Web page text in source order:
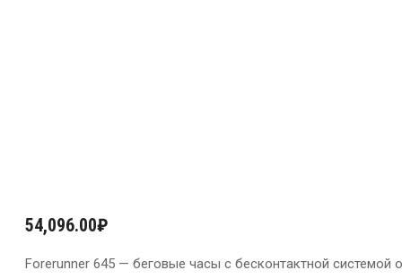
54,096.00₽
Forerunner 645 — беговые часы с бесконтактной